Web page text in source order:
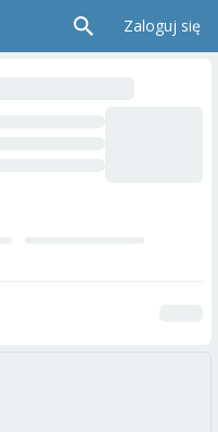
Zaloguj się